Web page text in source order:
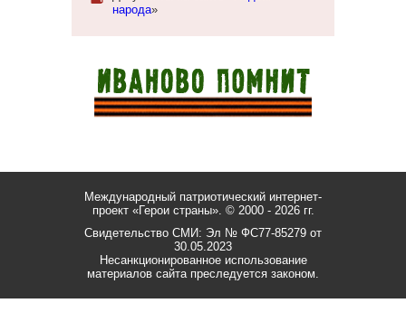
народа»
Международный патриотический интернет-
проект «Герои страны». © 2000 - 2026 гг.
Свидетельство СМИ: Эл № ФС77-85279 от
30.05.2023
Несанкционированное использование
материалов сайта преследуется законом.